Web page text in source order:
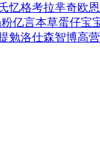
忆格考拉芈奇欧
亿言本草蛋仔宝
勉洛仕森智博高